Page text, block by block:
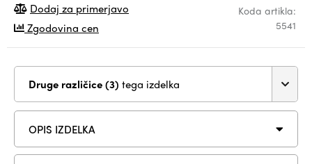
Koda artikla:
5541
Dodaj za primerjavo
Zgodovina cen
Druge različice (3) tega izdelka
OPIS IZDELKA